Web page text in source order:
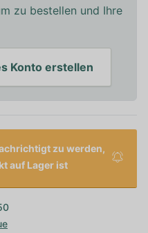
zu bestellen und Ihre
Konto erstellen
zu werden,
auf Lager ist